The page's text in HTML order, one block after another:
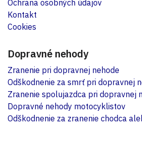
Ochrana osobných údajov
Kontakt
Cookies
Dopravné nehody
Zranenie pri dopravnej nehode
Odškodnenie za smrť pri dopravnej
Zranenie spolujazdca pri dopravnej
Dopravné nehody motocyklistov
Odškodnenie za zranenie chodca